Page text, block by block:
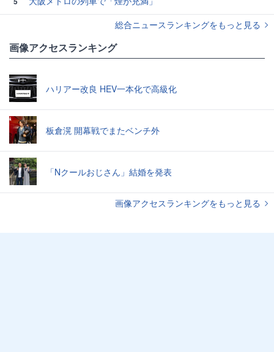
総合ニュースランキングをもっと見る
画像アクセスランキング
ハリアー改良 HEV一本化で高級化
板倉滉 開幕戦でまたベンチ外
「Nクールおじさん」結婚を発表
画像アクセスランキングをもっと見る